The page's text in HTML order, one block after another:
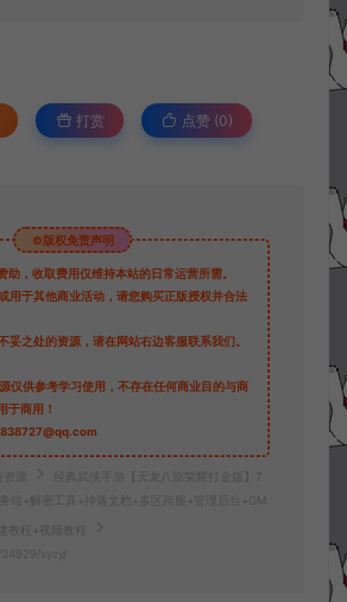
打赏 点赞 (0)
©版权免责声明
助，收取费用仅维持本站的日常运营所需。
用于其他商业活动，请您购买正版授权并合法
妥之处的资源，请在网站右边客服联系我们。
仅供参考学习使用，不存在任何商业目的与商
于商用！
资源
经典武侠手游【天龙八部荣耀打金版】7
端+解密工具+掉落文档+多区跨服+管理后台+GM
教程+视频教程
syzy/